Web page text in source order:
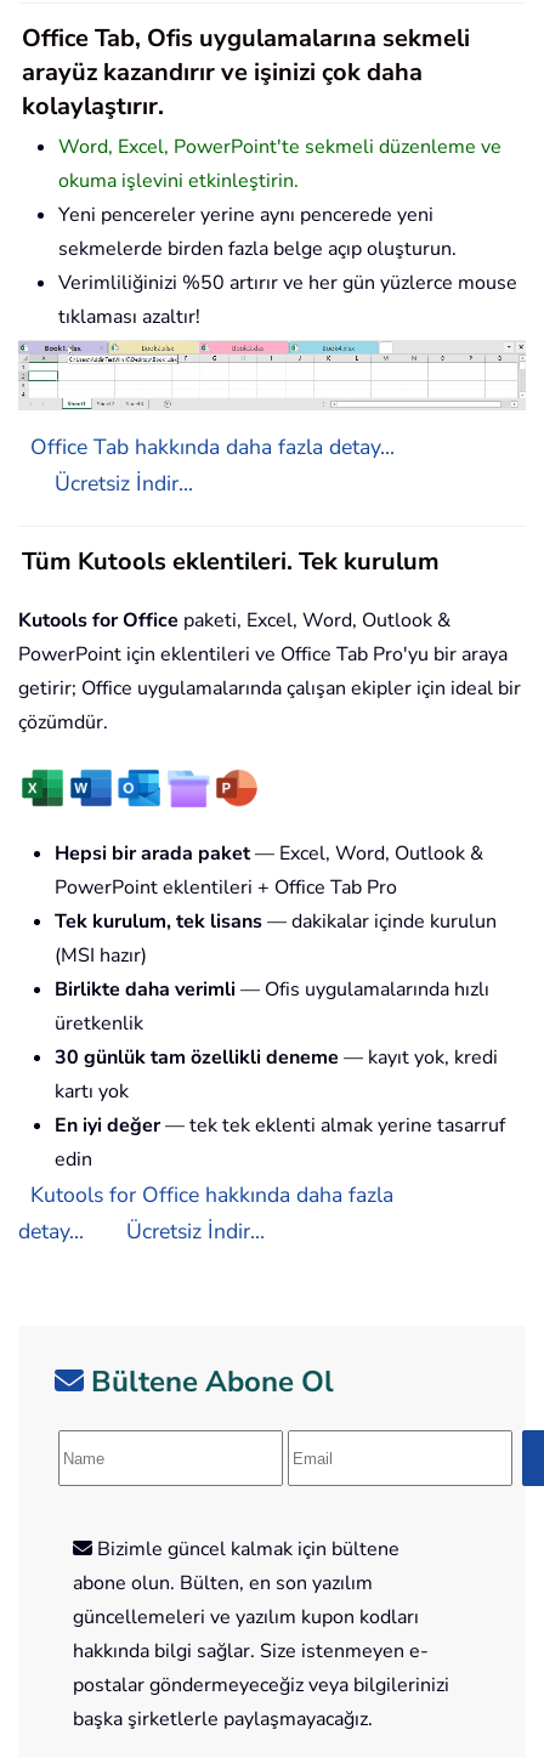
Office Tab, Ofis uygulamalarına sekmeli
arayüz kazandırır ve işinizi çok daha
kolaylaştırır.
Word, Excel, PowerPoint'te sekmeli düzenleme ve
okuma işlevini etkinleştirin.
Yeni pencereler yerine aynı pencerede yeni
sekmelerde birden fazla belge açıp oluşturun.
Verimliliğinizi %50 artırır ve her gün yüzlerce mouse
tıklaması azaltır!
Office Tab hakkında daha fazla detay...
Ücretsiz İndir...
Tüm Kutools eklentileri. Tek kurulum
Kutools for Office paketi, Excel, Word, Outlook &
PowerPoint için eklentileri ve Office Tab Pro'yu bir araya
getirir; Office uygulamalarında çalışan ekipler için ideal bir
çözümdür.
Hepsi bir arada paket— Excel, Word, Outlook &
PowerPoint eklentileri + Office Tab Pro
Tek kurulum, tek lisans— dakikalar içinde kurulun
(MSI hazır)
Birlikte daha verimli — Ofis uygulamalarında hızlı
üretkenlik
30 günlük tam özellikli deneme — kayıt yok, kredi
kartı yok
En iyi değer— tek tek eklenti almak yerine tasarruf
edin
Kutools for Office hakkında daha fazla
detay...
Ücretsiz İndir...
Bültene Abone Ol
Bizimle güncel kalmak için bültene
abone olun. Bülten, en son yazılım
güncellemeleri ve yazılım kupon kodları
hakkında bilgi sağlar. Size istenmeyen e-
postalar göndermeyeceğiz veya bilgilerinizi
başka şirketlerle paylaşmayacağız.